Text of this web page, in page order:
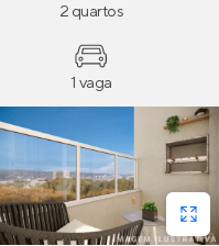
2 quartos
1 vaga